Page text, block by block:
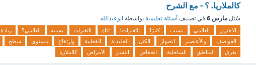
كالملاريا. ؟ - مع الشرح
سُئل مارس 6 في تصنيف أسئلة تعليمية بواسطة ابوعبدالله
الاحترار العالمي يسبب كثيرًا التغيرات؛ تلك التغيرات يسببه العالمي؟ زيادة
العواصف
والأعاصير انصهار الكتل الجليدية القطبية وارتفاع مستوى سطح
يغرق
المناطق الساحلية انخفاض انتشار الأمراض كالملاريا